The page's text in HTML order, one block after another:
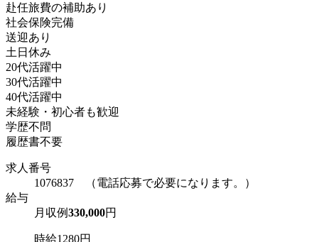
赴任旅費の補助あり
社会保険完備
送迎あり
土日休み
20代活躍中
30代活躍中
40代活躍中
未経験・初心者も歓迎
学歴不問
履歴書不要
求人番号
1076837 （電話応募で必要になります。）
給与
月収例330,000円
時給1280円